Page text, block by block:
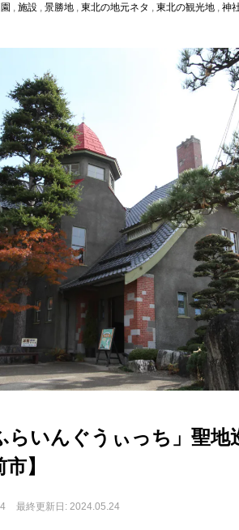
, 施設 , 景勝地 , 東北の地元ネタ , 東北の観光地 , 神
らいんぐうぃっち」聖地
】
最終更新日: 2024.05.24